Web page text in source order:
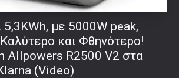
5,3KWh, με 5000W peak,
και Φθηνότερο!
Allpowers R2500 V2 στα
(Video)